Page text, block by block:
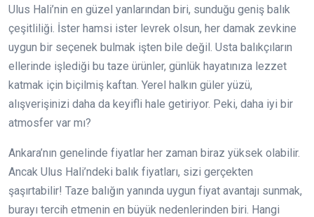
Ulus Hali’nin en güzel yanlarından biri, sunduğu geniş balık
çeşitliliği. İster hamsi ister levrek olsun, her damak zevkine
uygun bir seçenek bulmak işten bile değil. Usta balıkçıların
ellerinde işlediği bu taze ürünler, günlük hayatınıza lezzet
katmak için biçilmiş kaftan. Yerel halkın güler yüzü,
alışverişinizi daha da keyifli hale getiriyor. Peki, daha iyi bir
atmosfer var mı?
Ankara’nın genelinde fiyatlar her zaman biraz yüksek olabilir.
Ancak Ulus Hali’ndeki balık fiyatları, sizi gerçekten
şaşırtabilir! Taze balığın yanında uygun fiyat avantajı sunmak,
burayı tercih etmenin en büyük nedenlerinden biri. Hangi